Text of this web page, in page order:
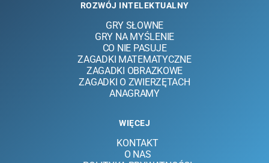
ROZWÓJ INTELEKTUALNY
GRY SŁOWNE
GRY NA MYŚLENIE
CO NIE PASUJE
ZAGADKI MATEMATYCZNE
ZAGADKI OBRAZKOWE
ZAGADKI O ZWIERZĘTACH
ANAGRAMY
WIĘCEJ
KONTAKT
O NAS